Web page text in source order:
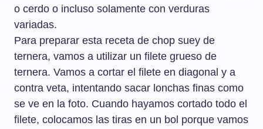
o cerdo o incluso solamente con verduras
variadas.
Para preparar esta receta de chop suey de
ternera, vamos a utilizar un filete grueso de
ternera. Vamos a cortar el filete en diagonal y a
contra veta, intentando sacar lonchas finas como
se ve en la foto. Cuando hayamos cortado todo el
filete, colocamos las tiras en un bol porque vamos